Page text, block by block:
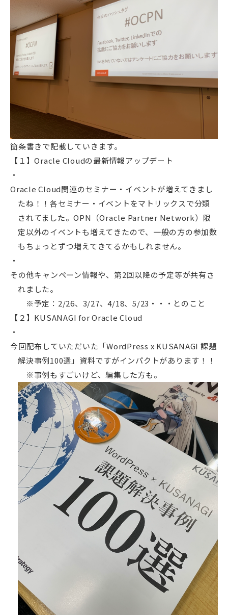
箇条書きで記載していきます。
【１】Oracle Cloudの最新情報アップデート
Oracle Cloud関連のセミナー・イベントが増えてきまし
たね！！各セミナー・イベントをマトリックスで分類
されてました。OPN（Oracle Partner Network）限
定以外のイベントも増えてきたので、一般の方の参加数
もちょっとずつ増えてきてるかもしれません。
その他キャンペーン情報や、第2回以降の予定等が共有さ
れました。
※予定：2/26、3/27、4/18、5/23・・・とのこと
【２】KUSANAGI for Oracle Cloud
今回配布していただいた「WordPress x KUSANAGI 課題
解決事例100選」資料ですがインパクトがあります！！
※事例もすごいけど、編集した方も。